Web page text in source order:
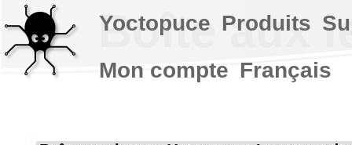
Boîte aux
Yoctopuce Produits
Mon compte Français